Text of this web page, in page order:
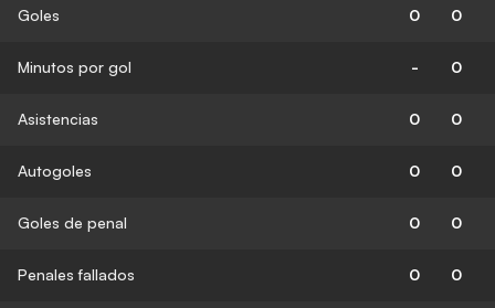
Goles 0 0
Minutos por gol - 0
Asistencias 0 0
Autogoles 0 0
Goles de penal 0 0
Penales fallados 0 0